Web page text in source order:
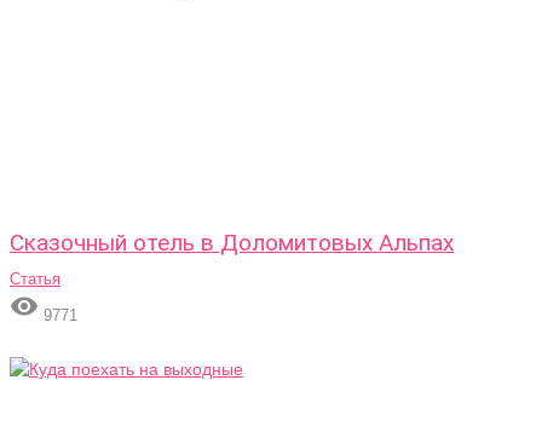
Сказочный отель в Доломитовых Альпах
Статья
 9771